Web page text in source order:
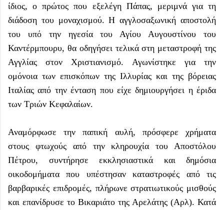
ίδιος, ο πρώτος που εξελέγη Πάπας, μεριμνά για τη
διάδοση του μοναχισμού. Η αγγλοσαξωνική αποστολή
του υπό την ηγεσία του Αγίου Αυγουστίνου του
Καντέρμπουρυ, θα οδηγήσει τελικά στη μεταστροφή της
Αγγλίας στον Χριστιανισμό. Αγωνίστηκε για την
ομόνοια των επισκόπων της Ιλλυρίας και της βόρειας
Ιταλίας από την ένταση που είχε δημιουργήσει η έριδα
των Τριών Κεφαλαίων.
Αναμόρφωσε την παπική αυλή, πρόσφερε χρήματα
στους φτωχούς από την κληρουχία του Αποστόλου
Πέτρου, συντήρησε εκκλησιαστικά και δημόσια
οικοδομήματα που υπέστησαν καταστροφές από τις
βαρβαρικές επιδρομές, πλήρωνε στρατιωτικούς μισθούς
και επανίδρυσε το Βικαριάτο της Αρελάτης (Αρλ). Κατά